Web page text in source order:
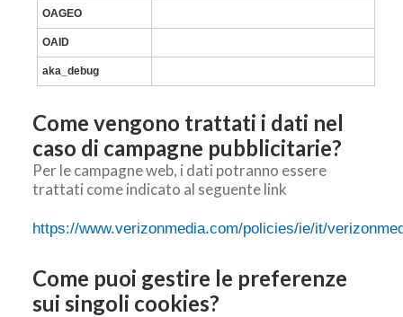
OAGEO
OAID
aka_debug
Come vengono trattati i dati nel
caso di campagne pubblicitarie?
Per le campagne web, i dati potranno essere
trattati come indicato al seguente link
https://www.verizonmedia.com/policies/ie/it/
Come puoi gestire le preferenze
sui singoli cookies?